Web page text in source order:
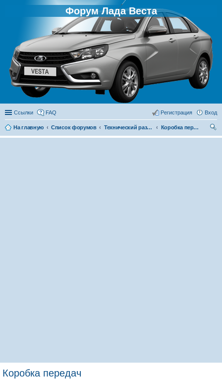
Форум Лада Веста
Ссылки FAQ Вход
Регистрация
На главную Список форумов Технический раздел
Коробка передач
ои
Коробка передач